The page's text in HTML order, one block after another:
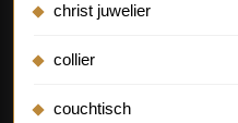
christ juwelier
collier
couchtisch